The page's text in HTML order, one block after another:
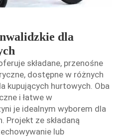
dla
składane, przenośne
dostępne w różnych
kupujących hurtowych. Oba
i łatwe w
je idealnym wyborem dla
Projekt ze składaną
lub